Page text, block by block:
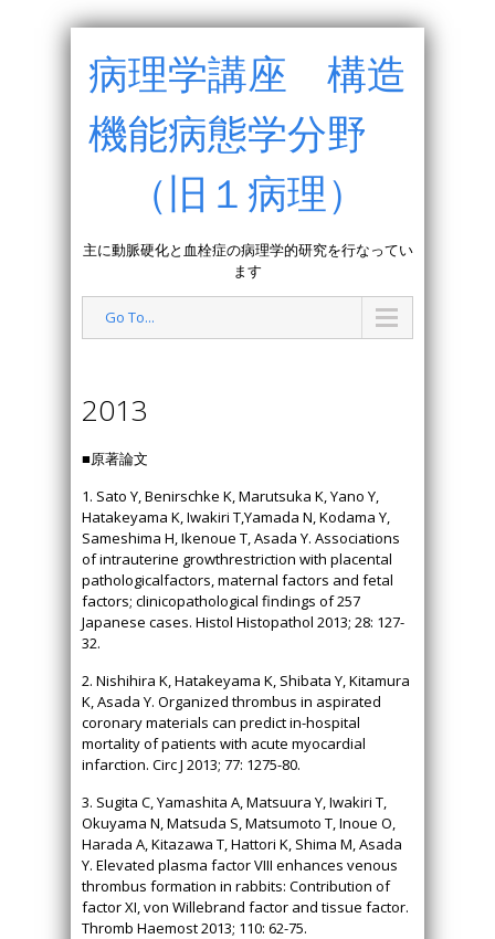
病理学講座 構造
機能病態学分野
（旧１病理）
主に動脈硬化と血栓症の病理学的研究を行なってい
ます
Go To...
2013
■原著論文
1. Sato Y, Benirschke K, Marutsuka K, Yano Y,
Hatakeyama K, Iwakiri T,Yamada N, Kodama Y,
Sameshima H, Ikenoue T, Asada Y. Associations
of intrauterine growthrestriction with placental
pathologicalfactors, maternal factors and fetal
factors; clinicopathological findings of 257
Japanese cases. Histol Histopathol 2013; 28: 127-
32.
2. Nishihira K, Hatakeyama K, Shibata Y, Kitamura
K, Asada Y. Organized thrombus in aspirated
coronary materials can predict in-hospital
mortality of patients with acute myocardial
infarction. Circ J 2013; 77: 1275-80.
3. Sugita C, Yamashita A, Matsuura Y, Iwakiri T,
Okuyama N, Matsuda S, Matsumoto T, Inoue O,
Harada A, Kitazawa T, Hattori K, Shima M, Asada
Y. Elevated plasma factor VIII enhances venous
thrombus formation in rabbits: Contribution of
factor XI, von Willebrand factor and tissue factor.
Thromb Haemost 2013; 110: 62-75.